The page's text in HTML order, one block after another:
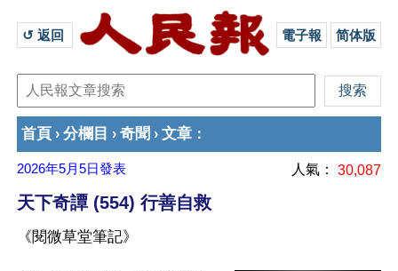
↺ 返回 電子報 简体版
首頁 › 分欄目 › 奇聞 › 文章 ：
2026年5月5日發表 人氣： 30,087
天下奇譚 (554) 行善自救
《閱微草堂筆記》